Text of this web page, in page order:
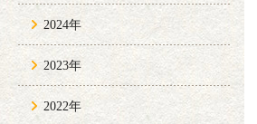
2024年
2023年
2022年